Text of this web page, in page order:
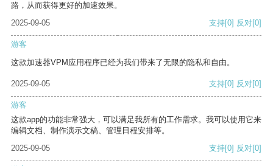
路，从而获得更好的加速效果。
2025-09-05
支持[0] 反对[0]
游客
这款加速器VPM应用程序已经为我们带来了无限的隐私和自由。
2025-09-05 支持[0] 反对[0]
游客
这款app的功能非常强大，可以满足我所有的工作需求。我可以使用它来
编辑文档、制作演示文稿、管理日程安排等。
2025-09-05
支持[0] 反对[0]